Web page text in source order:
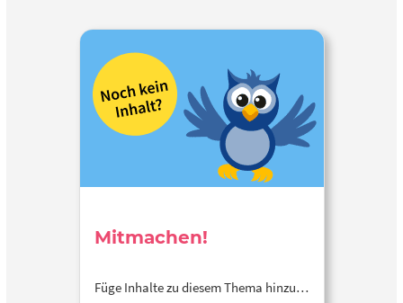
Mitmachen!
Füge Inhalte zu diesem Thema hinzu…